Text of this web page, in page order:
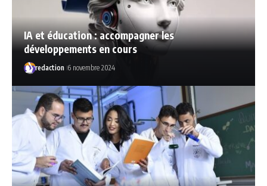
IA et éducation : accompagner les
développements en cours
redaction 6 novembre 2024